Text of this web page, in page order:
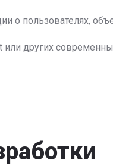
о пользователях,
других